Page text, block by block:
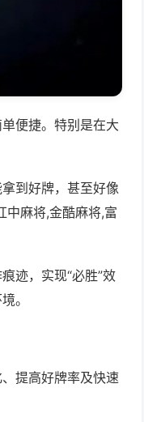
便捷。特别是在大
到好牌，甚至好像
中麻将,金酷麻将,富
迹，实现“必胜”效
。
提高好牌率及快速